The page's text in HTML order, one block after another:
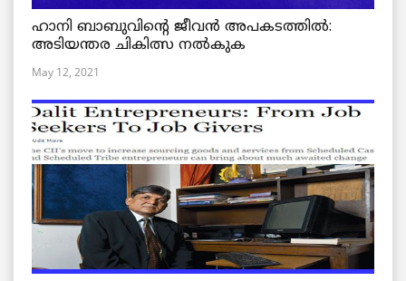
ഹാനി ബാബുവിന്റെ ജീവൻ അപകടത്തിൽ:
അടിയന്തര ചികിത്സ നൽകുക
May 12, 2021